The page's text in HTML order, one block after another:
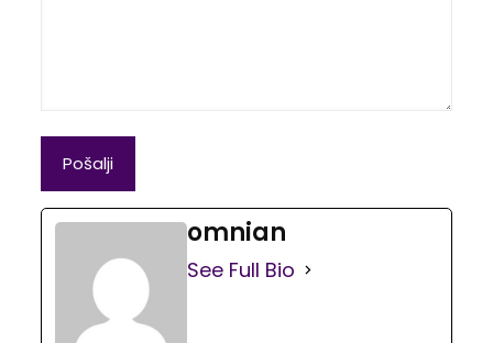
omnian
See Full Bio